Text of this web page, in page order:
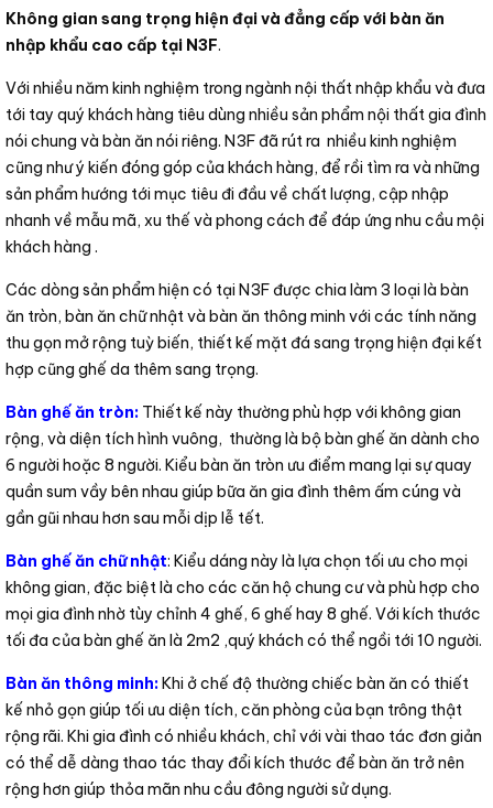
Không gian sang trọng hiện đại và đẳng cấp với bàn ăn
nhập khẩu cao cấp tại N3F.
Với nhiều năm kinh nghiệm trong ngành nội thất nhập khẩu và đưa
tới tay quý khách hàng tiêu dùng nhiều sản phẩm nội thất gia đình
nói chung và bàn ăn nói riêng. N3F đã rút ra nhiều kinh nghiệm
cũng như ý kiến đóng góp của khách hàng, để rồi tìm ra và những
sản phẩm hướng tới mục tiêu đi đầu về chất lượng, cập nhập
nhanh về mẫu mã, xu thế và phong cách để đáp ứng nhu cầu mội
khách hàng .
Các dòng sản phẩm hiện có tại N3F được chia làm 3 loại là bàn
ăn tròn, bàn ăn chữ nhật và bàn ăn thông minh với các tính năng
thu gọn mở rộng tuỳ biến, thiết kế mặt đá sang trọng hiện đại kết
hợp cũng ghế da thêm sang trọng.
Bàn ghế ăn tròn: Thiết kế này thường phù hợp với không gian
rộng, và diện tích hình vuông, thường là bộ bàn ghế ăn dành cho
6 người hoặc 8 người. Kiểu bàn ăn tròn ưu điểm mang lại sự quay
quần sum vầy bên nhau giúp bữa ăn gia đình thêm ấm cúng và
gần gũi nhau hơn sau mỗi dịp lễ tết.
Bàn ghế ăn chữ nhật: Kiểu dáng này là lựa chọn tối ưu cho mọi
không gian, đặc biệt là cho các căn hộ chung cư và phù hợp cho
mọi gia đình nhờ tùy chỉnh 4 ghế, 6 ghế hay 8 ghế. Với kích thước
tối đa của bàn ghế ăn là 2m2 ,quý khách có thể ngồi tới 10 người.
Bàn ăn thông minh:Khi ở chế độ thường chiếc bàn ăn có thiết
kế nhỏ gọn giúp tối ưu diện tích, căn phòng của bạn trông thật
rộng rãi. Khi gia đình có nhiều khách, chỉ với vài thao tác đơn giản
có thể dễ dàng thao tác thay đổi kích thước để bàn ăn trở nên
rộng hơn giúp thỏa mãn nhu cầu đông người sử dụng.